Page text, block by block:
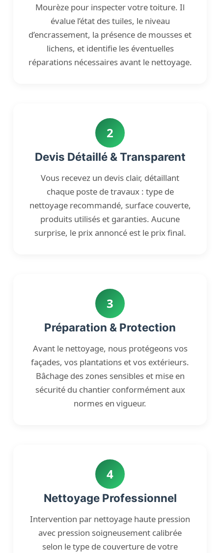
Mourèze pour inspecter votre toiture. Il
évalue l’état des tuiles, le niveau
d’encrassement, la présence de mousses et
lichens, et identifie les éventuelles
réparations nécessaires avant le nettoyage.
2
Devis Détaillé & Transparent
Vous recevez un devis clair, détaillant
chaque poste de travaux : type de
nettoyage recommandé, surface couverte,
produits utilisés et garanties. Aucune
surprise, le prix annoncé est le prix final.
3
Préparation & Protection
Avant le nettoyage, nous protégeons vos
façades, vos plantations et vos extérieurs.
Bâchage des zones sensibles et mise en
sécurité du chantier conformément aux
normes en vigueur.
4
Nettoyage Professionnel
Intervention par nettoyage haute pression
avec pression soigneusement calibrée
selon le type de couverture de votre